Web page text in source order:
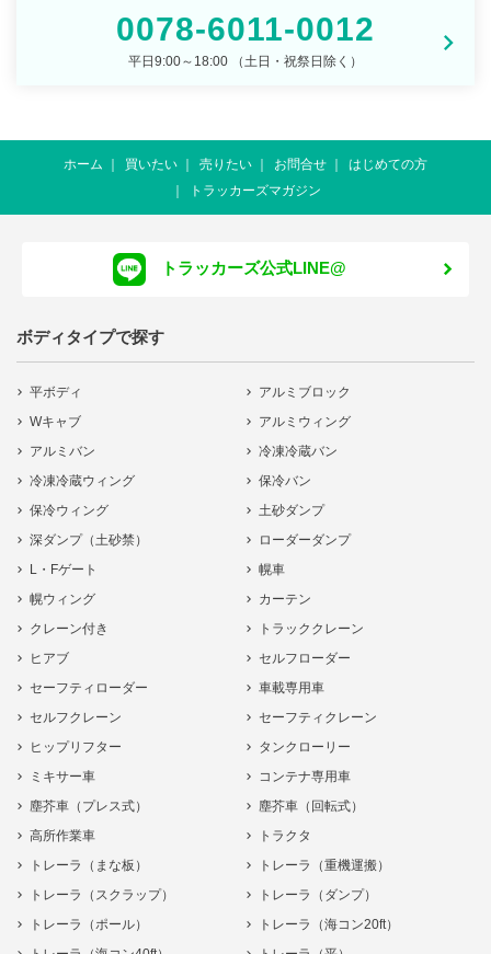
0078-6011-0012
平日9:00～18:00 （土日・祝祭日除く）
ホーム 買いたい 売りたい お問合せ
はじめての方
トラッカーズマガジン
トラッカーズ公式LINE@
ボディタイプで探す
平ボディ
アルミブロック
Wキャブ
アルミウィング
アルミバン
冷凍冷蔵バン
冷凍冷蔵ウィング
保冷バン
保冷ウィング
土砂ダンプ
深ダンプ（土砂禁）
ローダーダンプ
L・Fゲート
幌車
幌ウィング
カーテン
クレーン付き
トラッククレーン
ヒアブ
セルフローダー
セーフティローダー
車載専用車
セルフクレーン
セーフティクレーン
ヒップリフター
タンクローリー
ミキサー車
コンテナ専用車
塵芥車（プレス式）
塵芥車（回転式）
高所作業車
トラクタ
トレーラ（まな板）
トレーラ（重機運搬）
トレーラ（スクラップ）
トレーラ（ダンプ）
トレーラ（ポール）
トレーラ（海コン20ft）